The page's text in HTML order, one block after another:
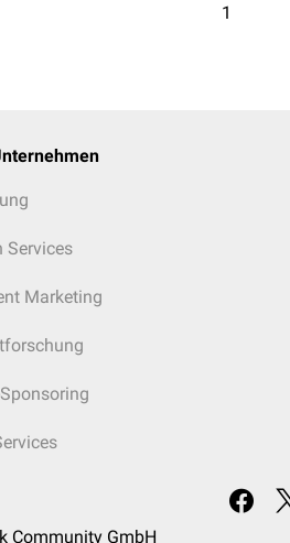
1
Services
Marketing
Community GmbH